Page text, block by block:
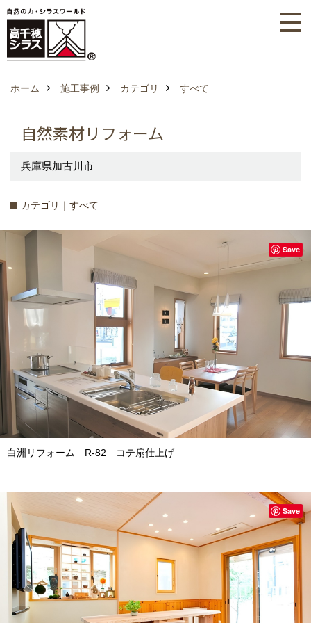
ホーム 施工事例 カテゴリ すべて
自然素材リフォーム
兵庫県加古川市
カテゴリ｜すべて
白洲リフォーム R-82 コテ扇仕上げ
Save
Save